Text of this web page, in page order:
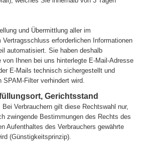
und Übermittlung aller im
erforderlichen Informationen
automatisiert. Sie haben deshalb
Ihnen bei uns hinterlegte E-Mail-Adresse
E-Mails technisch sichergestellt und
SPAM-Filter verhindert wird.
Gerichtsstand
Verbrauchern gilt diese Rechtswahl nur,
zwingende Bestimmungen des Rechts des
Aufenthaltes des Verbrauchers gewährte
(Günstigkeitsprinzip).